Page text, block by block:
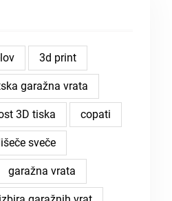
3d print
garažna vrata
3D tiska copati
sveče
garažna vrata